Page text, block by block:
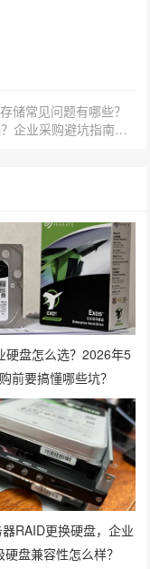
储常见问题有哪些？
下一篇：2026年4月希捷4T监控硬盘怎么选？企业采购避坑指南来了！
硬盘怎么选？2026年5
前要搞懂哪些坑？
RAID更换硬盘，企业
硬盘兼容性怎么样？